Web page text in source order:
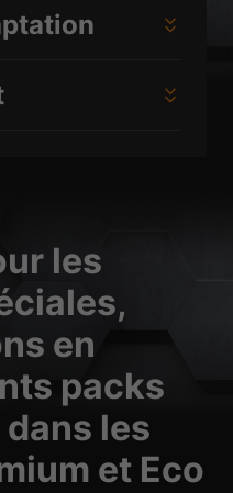
les
en
packs
dans les
et Eco